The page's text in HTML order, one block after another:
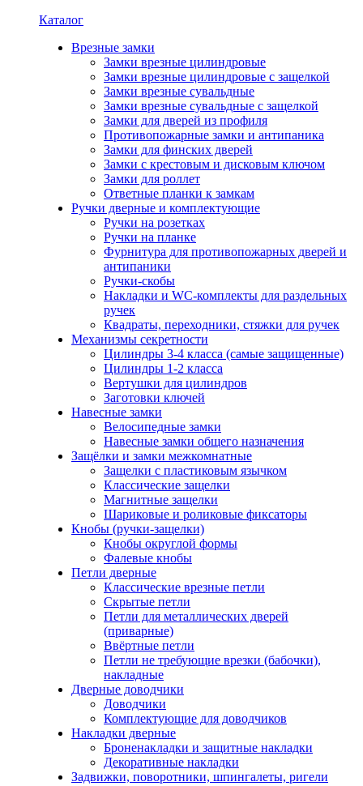
Каталог
Врезные замки
Замки врезные цилиндровые
Замки врезные цилиндровые с защелкой
Замки врезные сувальдные
Замки врезные сувальдные с защелкой
Замки для дверей из профиля
Противопожарные замки и антипаника
Замки для финских дверей
Замки с крестовым и дисковым ключом
Замки для роллет
Ответные планки к замкам
Ручки дверные и комплектующие
Ручки на розетках
Ручки на планке
Фурнитура для противопожарных дверей и
антипаники
Ручки-скобы
Накладки и WC-комплекты для раздельных
ручек
Квадраты, переходники, стяжки для ручек
Механизмы секретности
Цилиндры 3-4 класса (самые защищенные)
Цилиндры 1-2 класса
Вертушки для цилиндров
Заготовки ключей
Навесные замки
Велосипедные замки
Навесные замки общего назначения
Защёлки и замки межкомнатные
Защелки с пластиковым язычком
Классические защелки
Магнитные защелки
Шариковые и роликовые фиксаторы
Кнобы (ручки-защелки)
Кнобы округлой формы
Фалевые кнобы
Петли дверные
Классические врезные петли
Скрытые петли
Петли для металлических дверей
(приварные)
Ввёртные петли
Петли не требующие врезки (бабочки),
накладные
Дверные доводчики
Доводчики
Комплектующие для доводчиков
Накладки дверные
Броненакладки и защитные накладки
Декоративные накладки
Задвижки, поворотники, шпингалеты, ригели